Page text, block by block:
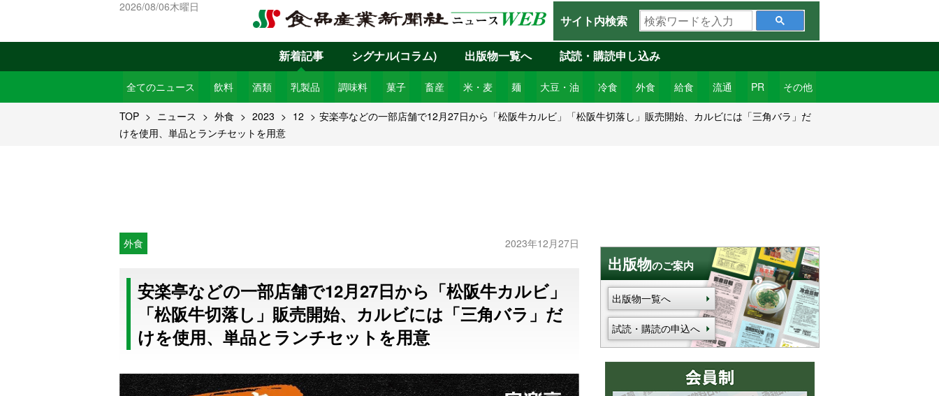
2026/08/06木曜日
サイト内検索
検
索
ワ
ー
ド
を
入
新着記事
全てのニュース 飲料 酒類 乳製品 調味料 菓子 畜産 米・麦 麺 大豆・油 冷食 外食 給食 流通 PR その他
シグナル(コラム) 出版物一覧へ 試読・購読申し込み
TOP ニュース 外食 2023 12
安楽亭などの一部店舗で12月27日から「松阪牛カルビ」「松阪牛切落し」販売開始、カルビには「三角バラ」だ
けを使用、単品とランチセットを用意
外食 2023年12月27日
安楽亭などの一部店舗で12月27日から「松阪牛カルビ」
「松阪牛切落し」販売開始、カルビには「三角バラ」だ
けを使用、単品とランチセットを用意
出版物のご案内
出版物一覧へ
試読・購読の申込へ